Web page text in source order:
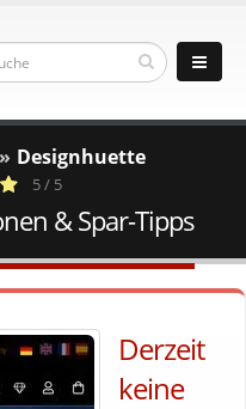
Designhuette
5 / 5
& Spar-Tipps
Derzeit
keine